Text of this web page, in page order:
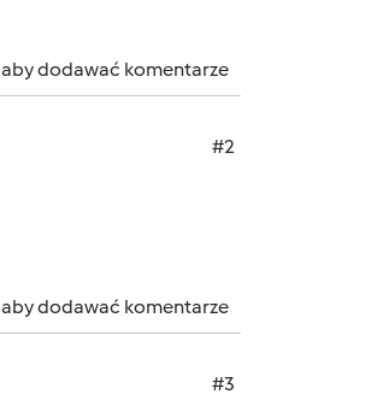
aby dodawać komentarze
#2
aby dodawać komentarze
#3